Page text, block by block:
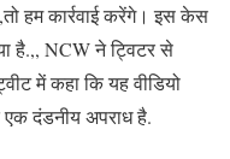
हम कार्रवाई करेंगे। इस केस
है.,, NCW ने ट्विटर से
में कहा कि यह वीडियो
दंडनीय अपराध है.